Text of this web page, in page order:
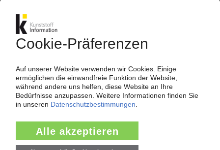
HEXION
Beschichtungsspezialist Momentive / Plant
Apollo Ausstieg aus der Beteiligung?
17.09.2010
Harzhersteller dreht erneut an Preisschraube
für Epoxidmaterialien